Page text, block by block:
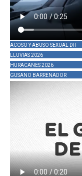
ACOSO Y ABUSO SEXUAL DIF
LLUVIAS 2026
HURACANES 2026
GUSANO BARRENADOR